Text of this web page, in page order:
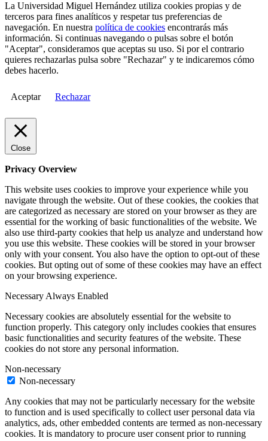
La Universidad Miguel Hernández utiliza cookies propias y de
terceros para fines analíticos y respetar tus preferencias de
navegación. En nuestra política de cookies encontrarás más
información. Si continuas navegando o pulsas sobre el botón
"Aceptar", consideramos que aceptas su uso. Si por el contrario
quieres rechazarlas pulsa sobre "Rechazar" y te indicaremos cómo
debes hacerlo.
Aceptar Rechazar
Close
Privacy Overview
This website uses cookies to improve your experience while you
navigate through the website. Out of these cookies, the cookies that
are categorized as necessary are stored on your browser as they are
essential for the working of basic functionalities of the website. We
also use third-party cookies that help us analyze and understand how
you use this website. These cookies will be stored in your browser
only with your consent. You also have the option to opt-out of these
cookies. But opting out of some of these cookies may have an effect
on your browsing experience.
NecessaryAlways Enabled
Necessary cookies are absolutely essential for the website to
function properly. This category only includes cookies that ensures
basic functionalities and security features of the website. These
cookies do not store any personal information.
Non-necessary
Non-necessary
Any cookies that may not be particularly necessary for the website
to function and is used specifically to collect user personal data via
analytics, ads, other embedded contents are termed as non-necessary
cookies. It is mandatory to procure user consent prior to running